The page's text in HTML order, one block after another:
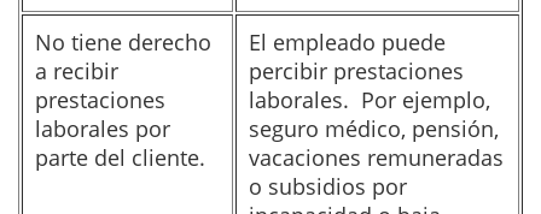
No tiene derecho
a recibir
prestaciones
laborales por
parte del cliente.
El empleado puede
percibir prestaciones
laborales. Por ejemplo,
seguro médico, pensión,
vacaciones remuneradas
o subsidios por